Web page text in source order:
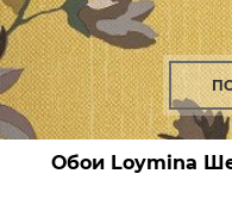
Обои Loymina